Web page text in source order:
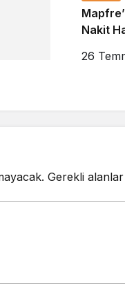
Nakit
26
Gerekli alanlar